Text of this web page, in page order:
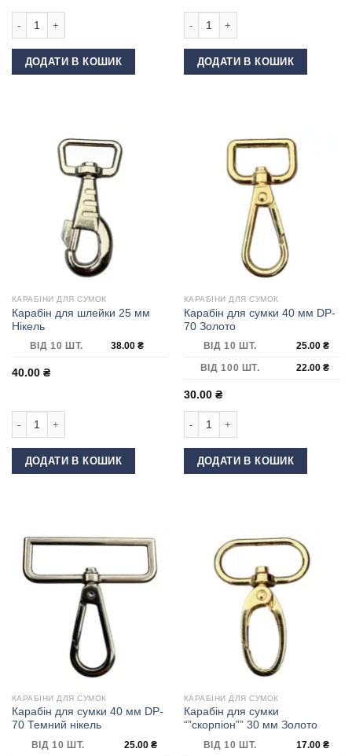
ДОДАТИ В КОШИК ДОДАТИ В КОШИК
КАРАБІНИ ДЛЯ СУМОК
Карабін для шлейки 25 мм
Нікель
ВІД 10 ШТ. 38.00 ₴
40.00 ₴
ДОДАТИ В КОШИК
КАРАБІНИ ДЛЯ СУМОК
Карабін для сумки 40 мм DP-
70 Золото
ВІД 10 ШТ. 25.00₴
ВІД 100 ШТ.
22.00₴
30.00 ₴
ДОДАТИ В КОШИК
КАРАБІНИ ДЛЯ СУМОК
Карабін для сумки 40 мм DP-
70 Темний нікель
ВІД 10 ШТ. 25.00₴
КАРАБІНИ ДЛЯ СУМОК
Карабін для сумки
“”скорпіон”” 30 мм Золото
ВІД 10 ШТ. 17.00₴